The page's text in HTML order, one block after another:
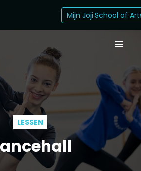
Mijn Joji School of
LESSEN